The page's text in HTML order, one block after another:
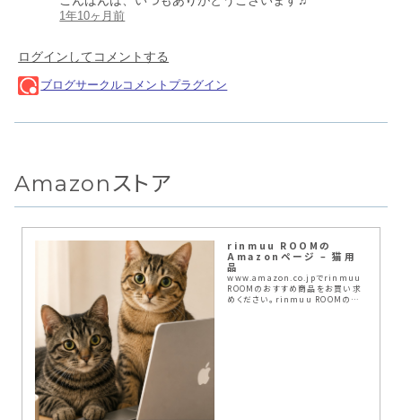
Amazonストア
rinmuu ROOMの
Amazonページ – 猫用
品
www.amazon.co.jpでrinmuu
ROOMのおすすめ商品をお買い求
めください。rinmuu ROOMのお